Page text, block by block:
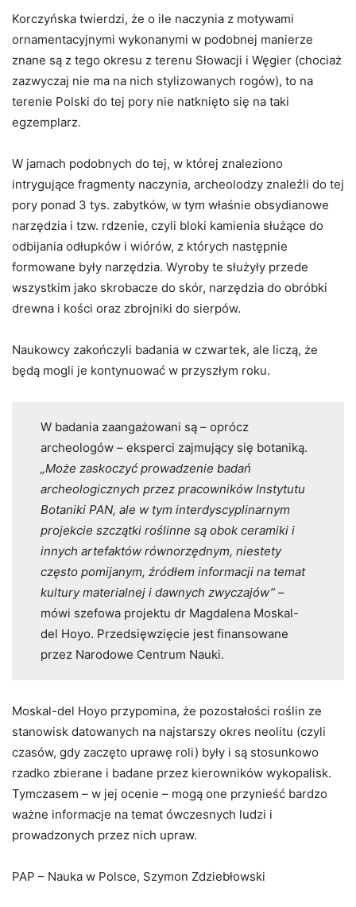
Korczyńska twierdzi, że o ile naczynia z motywami
ornamentacyjnymi wykonanymi w podobnej manierze
znane są z tego okresu z terenu Słowacji i Węgier (chociaż
zazwyczaj nie ma na nich stylizowanych rogów), to na
terenie Polski do tej pory nie natknięto się na taki
egzemplarz.
W jamach podobnych do tej, w której znaleziono
intrygujące fragmenty naczynia, archeolodzy znaleźli do tej
pory ponad 3 tys. zabytków, w tym właśnie obsydianowe
narzędzia i tzw. rdzenie, czyli bloki kamienia służące do
odbijania odłupków i wiórów, z których następnie
formowane były narzędzia. Wyroby te służyły przede
wszystkim jako skrobacze do skór, narzędzia do obróbki
drewna i kości oraz zbrojniki do sierpów.
Naukowcy zakończyli badania w czwartek, ale liczą, że
będą mogli je kontynuować w przyszłym roku.
W badania zaangażowani są – oprócz
archeologów – eksperci zajmujący się botaniką.
„Może zaskoczyć prowadzenie badań
archeologicznych przez pracowników Instytutu
Botaniki PAN, ale w tym interdyscyplinarnym
projekcie szczątki roślinne są obok ceramiki i
innych artefaktów równorzędnym, niestety
często pomijanym, źródłem informacji na temat
kultury materialnej i dawnych zwyczajów”–
mówi szefowa projektu dr Magdalena Moskal-
del Hoyo. Przedsięwzięcie jest finansowane
przez Narodowe Centrum Nauki.
Moskal-del Hoyo przypomina, że pozostałości roślin ze
stanowisk datowanych na najstarszy okres neolitu (czyli
czasów, gdy zaczęto uprawę roli) były i są stosunkowo
rzadko zbierane i badane przez kierowników wykopalisk.
Tymczasem – w jej ocenie – mogą one przynieść bardzo
ważne informacje na temat ówczesnych ludzi i
prowadzonych przez nich upraw.
PAP – Nauka w Polsce, Szymon Zdziebłowski